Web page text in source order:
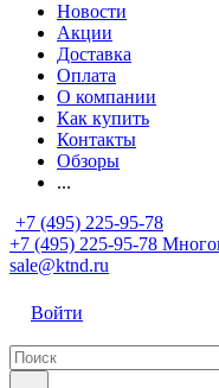
Новости
Акции
Доставка
Оплата
О компании
Как купить
Контакты
Обзоры
...
+7 (495) 225-95-78
+7 (495) 225-95-78
sale@ktnd.ru
Войти